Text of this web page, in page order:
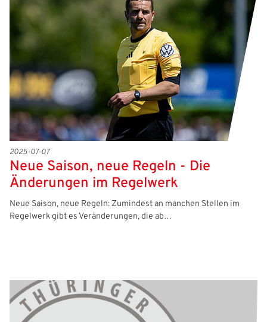
2025-07-07
Neue Saison, neue Regeln - Die
Änderungen im Regelwerk
Neue Saison, neue Regeln: Zumindest an manchen Stellen im
Regelwerk gibt es Veränderungen, die ab…